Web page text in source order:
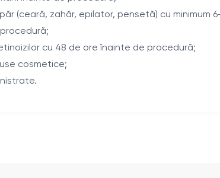
(ceară, zahăr, epilator, pensetă) cu minimum
cu 48 de ore înainte de procedură;
cosmetice;